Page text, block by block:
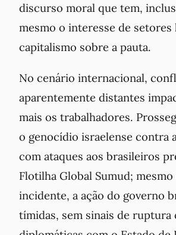
discurso moral que tem,
mesmo o interesse de setores
capitalismo sobre a pauta.
No cenário internacional,
aparentemente distantes
mais os trabalhadores.
o genocídio israelense contra
com ataques aos brasileiros
Flotilha Global Sumud; mesmo
incidente, a ação do governo
tímidas, sem sinais de ruptura